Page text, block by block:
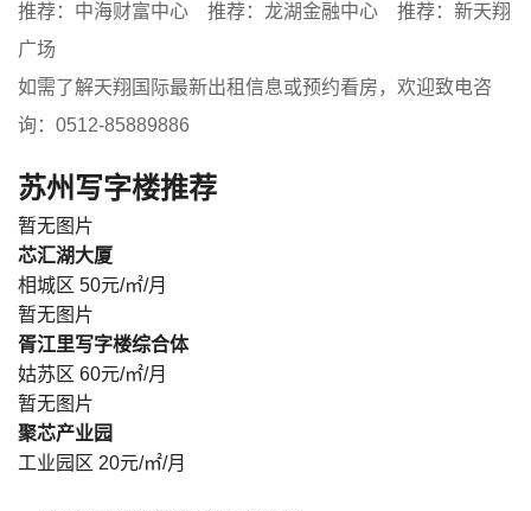
推荐：中海财富中心 推荐：龙湖金融中心
推荐：新天翔
广场
如需了解天翔国际最新出租信息或预约看房，欢迎致电咨
询：0512-85889886
苏州写字楼推荐
暂无图片
芯汇湖大厦
相城区 50元/㎡/月
暂无图片
胥江里写字楼综合体
姑苏区 60元/㎡/月
暂无图片
聚芯产业园
工业园区 20元/㎡/月